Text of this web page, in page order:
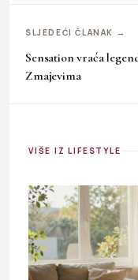
SLJEDEĆI ČLANAK →
Sensation vraća
Zmajevima
VIŠE IZ LIFESTYLE